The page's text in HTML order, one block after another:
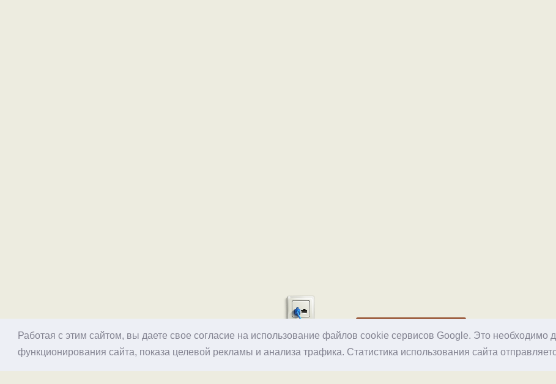
Работая с этим сайтом, вы даете свое согласие на использование файлов cookie сервисов Google. Это необходимо
функционирования сайта, показа целевой рекламы и анализа трафика. Статистика использования сайта
© 1998–2026 Alex Exler